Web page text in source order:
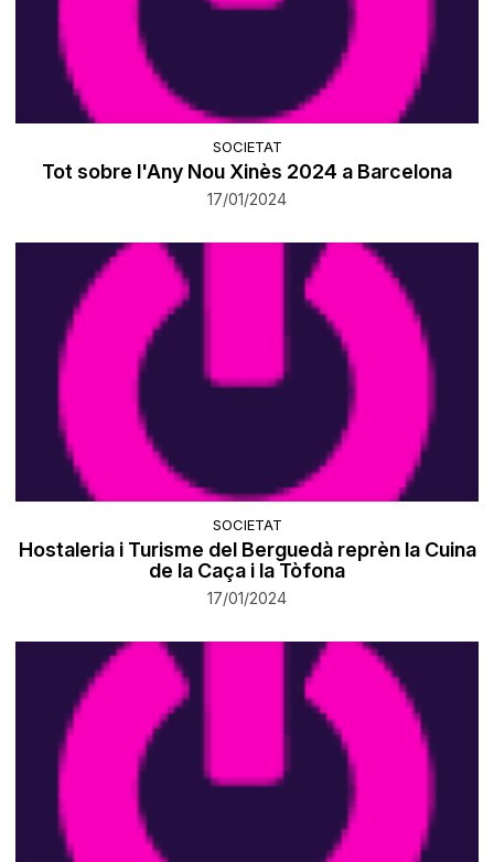
SOCIETAT
Tot sobre l'Any Nou Xinès 2024 a Barcelona
17/01/2024
SOCIETAT
Hostaleria i Turisme del Berguedà reprèn la Cuina
de la Caça i la Tòfona
17/01/2024